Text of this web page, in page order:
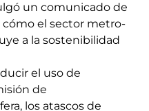
un comunicado de
cómo el sector metro-
a la sostenibilidad
el uso de
de
los atascos de